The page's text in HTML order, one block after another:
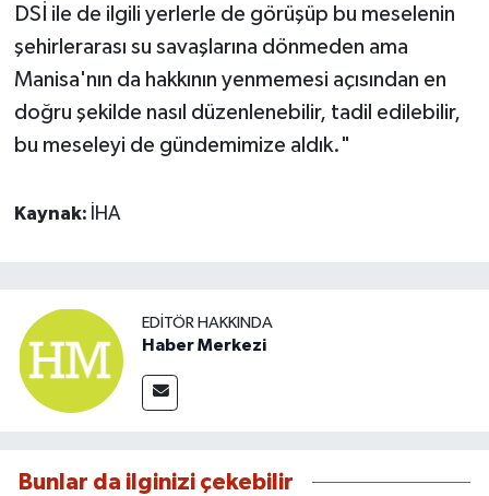
DSİ ile de ilgili yerlerle de görüşüp bu meselenin
şehirlerarası su savaşlarına dönmeden ama
Manisa'nın da hakkının yenmemesi açısından en
doğru şekilde nasıl düzenlenebilir, tadil edilebilir,
bu meseleyi de gündemimize aldık."
Kaynak: İHA
EDITÖR HAKKINDA
Haber Merkezi
Bunlar da ilginizi çekebilir